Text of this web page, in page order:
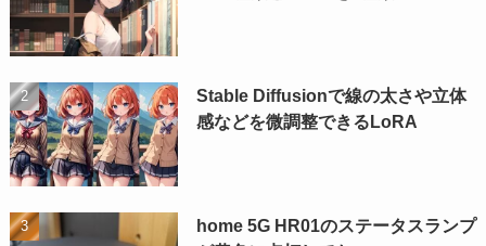
Stable Diffusionで線の太さや立体
感などを微調整できるLoRA
home 5G HR01のステータスランプ